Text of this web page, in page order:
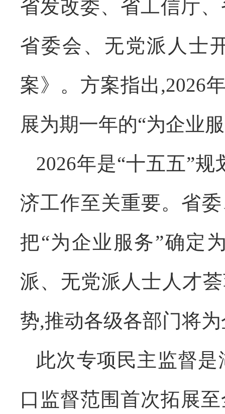
省发改委、省工信厅
省委会、无党派人士
案》。方案指出,2026
展为期一年的“为企业
2026年是“十五五”
济工作至关重要。省
把“为企业服务”确定
派、无党派人士人才
势,推动各级各部门将
此次专项民主监督
口监督范围首次拓展